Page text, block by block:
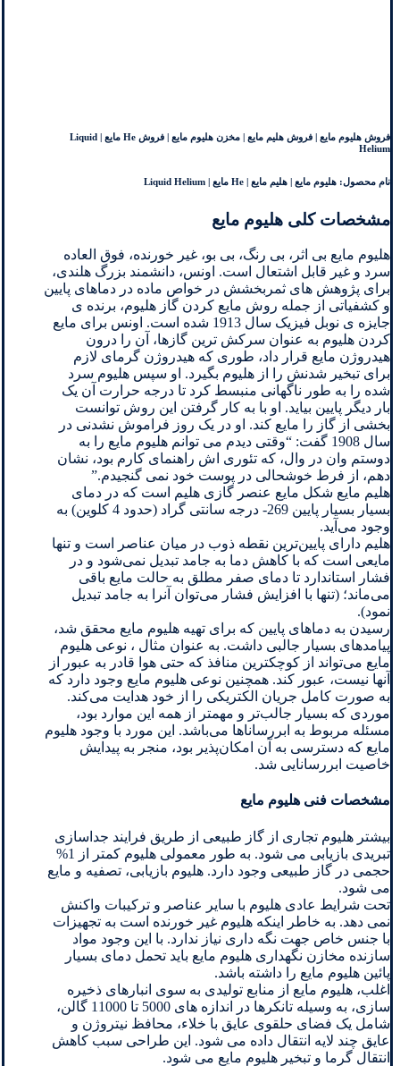
فروش هلیوم مایع | فروش هلیم مایع | مخزن هلیوم مایع | فروش He مایع | Liquid
Helium
نام محصول: هلیوم مایع | هلیم مایع | He مایع | Liquid Helium
مشخصات کلی هلیوم مایع
هلیوم مایع بی اثر، بی رنگ، بی بو، غیر خورنده، فوق العاده
سرد و غیر قابل اشتعال است. اونس، دانشمند بزرگ هلندی،
برای پژوهش های ثمربخشش در خواص ماده در دماهای پایین
و کشفیاتی از جمله روش مایع کردن گاز هلیوم، برنده ی
جایزه ی نوبل فیزیک سال 1913 شده است. اونس برای مایع
کردن هلیوم به عنوان سرکش ترین گازها، آن را درون
هیدروژن مایع قرار داد، طوری که هیدروژن گرمای لازم
برای تبخیر شدنش را از هلیوم بگیرد. او سپس هلیوم سرد
شده را به طور ناگهانی منبسط کرد تا درجه حرارت آن یک
بار دیگر پایین بیاید. او با به کار گرفتن این روش توانست
بخشی از گاز را مایع کند. او در یک روز فراموش نشدنی در
سال 1908 گفت: “وقتی دیدم می توانم هلیوم مایع را به
دوستم وان در وال، که تئوری اش راهنمای کارم بود، نشان
دهم، از فرط خوشحالی در پوست خود نمی گنجیدم.”
هلیم مایع شکل مایع عنصر گازی هلیم است که در دمای
بسیار بسیار پایین 269- درجه سانتی گراد (حدود 4 کلوین) به
وجود می‌آید.
هلیم دارای پایین‌ترین نقطه ذوب در میان عناصر است و تنها
مایعی است که با کاهش دما به جامد تبدیل نمی‌شود و در
فشار استاندارد تا دمای صفر مطلق به حالت مایع باقی
می‌ماند؛ (تنها با افزایش فشار می‌توان آنرا به جامد تبدیل
نمود).
رسیدن به دماهای پایین که برای تهیه هلیوم مایع محقق شد،
پیامدهای بسیار جالبی داشت. به عنوان مثال ، نوعی هلیوم
مایع می‌تواند از کوچکترین منافذ که حتی هوا قادر به عبور از
آنها نیست، عبور کند. همچنین نوعی هلیوم مایع وجود دارد که
به صورت کامل جریان الکتریکی را از خود هدایت می‌کند.
موردی که بسیار جالب‌تر و مهمتر از همه این موارد بود،
مسئله مربوط به ابررساناها می‌باشد. این مورد با وجود هلیوم
مایع که دسترسی به آن امکان‌پذیر بود، منجر به پیدایش
خاصیت ابررسانایی شد.
مشخصات فنی هلیوم مایع
بیشتر هلیوم تجاری از گاز طبیعی از طریق فرایند جداسازی
تبریدی بازیابی می شود. به طور معمولی هلیوم کمتر از 1%
حجمی در گاز طبیعی وجود دارد. هلیوم بازیابی، تصفیه و مایع
می شود.
تحت شرایط عادی هلیوم با سایر عناصر و ترکیبات واکنش
نمی دهد. به خاطر اینکه هلیوم غیر خورنده است به تجهیزات
با جنس خاص جهت نگه داری نیاز ندارد. با این وجود مواد
سازنده مخازن نگهداری هلیوم مایع باید تحمل دمای بسیار
پائین هلیوم مایع را داشته باشد.
اغلب، هلیوم مایع از منابع تولیدی به سوی انبارهای ذخیره
سازی، به وسیله تانکرها در اندازه های 5000 تا 11000 گالن،
شامل یک فضای حلقوی عایق با خلاء، محافظ نیتروژن و
عایق چند لایه انتقال داده می شود. این طراحی سبب کاهش
انتقال گرما و تبخیر هلیوم مایع می شود.